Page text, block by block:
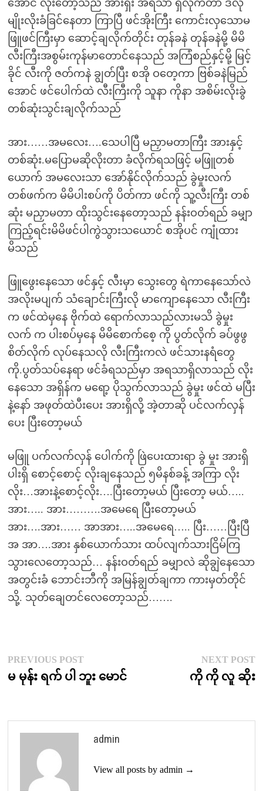
အောင် လိုးတော့သည် အားရှီး အရသာ ရှိလိုက်တာ ဒီလို
မျိုးလိုးခံခြင်နေတာ ကြာပြီ ဖင်အိုးကြီး ကောင်းလှသောမ
ဖြူဖင်ကြီးမှာ ဆောင့်ချလိုက်တိုင်း တုန်ခနဲ တုန်ခနဲမို့ မိမိ
လီးကြီးအစွမ်းကုန်မာတောင်နေသည် အကြံစည်နှင့်မို့ မြင့်
ခိုင် လီးကို ဇတ်ကနဲ ချွတ်ပြီး စအို ဝတေ့ကာ ဗြစ်ခနဲမြည်
အောင် ဖင်ပေါက်ထဲ လီးကြီးကို သူနာ ကိုနာ အစိမ်းလိုးခွဲ
တစ်ဆုံးသွင်းချလိုက်သည်
အား……အမလေး….သေပါပြီ မညှာမတာကြီး အားနှင့်
တစ်ဆုံး.မပြောမဆိုလိုးတာ ခံလိုက်ရသဖြင့် မဖြူတစ်
ယောက် အမလေးသာ အော်နိုင်လိုက်သည် ခွဲမှုးလက်
တစ်ဖက်က မိမိပါးစပ်ကို ပိတ်ကာ ဖင်ကို သူ့လီးကြီး တစ်
ဆုံး မညှာမတာ ထိုးသွင်းနေတော့သည် နန်းဝတ်ရည် ခမျှာ
ကြည့်ရင်းမိမိဖင်ပါကွဲသွားသယောင် စအိုပင် ကျုံထား
မိသည်
ဖြူဖွေးနေသော ဖင်နှင့် လီးမှာ သွေးတွေ ရဲကာနေသော်လဲ
အလိုးမပျက် သံချောင်းကြီးလို မာကျောနေသော လီးကြီး
က ဖင်ထဲမှနေ ဗိုက်ထဲ ရောက်လာသည်လားမသိ ခွဲမှုး
လက် က ပါးစပ်မှနေ မိမိစောက်စေ့ ကို ပွတ်လိုက် ခပ်ဖွဖွ
စိတ်လိုက် လုပ်နေသလို လီးကြီးကလဲ ဖင်သားနရံတွေ
ကို.ပွတ်သပ်နေရာ ဖင်ခံရသည်မှာ အရသာရှိလာသည် လိုး
နေသော အရှိန်က မရော့ ပိုသွက်လာသည် ခွဲမှုး ဖင်ထဲ မပြီး
နဲ့နော် အဖုတ်ထဲပီးပေး အားရှိလို့ အဲ့တာဆို ပင်လက်လှန်
ပေး ပြီးတော့မယ်
မဖြူ ပက်လက်လှန် ပေါက်ကို ဖြဲပေးထားရာ ခွဲ မှုး အားရှိ
ပါးရှိ စောင့်စောင့် လိုးချနေသည် ၅မိနစ်ခန့် အကြာ လိုး
လိုး…အားနဲ့စောင့်လိုး….ပြီးတော့မယ် ပြီးတော့ မယ်…..
အား….. အား……….အမေရေ ပြီးတော့မယ်
အား….အား…… အာအား…..အမေရေ….. ပြီး……ပြီးပြီ
အ အာ….အား နှစ်ယောက်သား ထပ်လျက်သားငြိမ်ကြ
သွားလေတော့သည်… နန်းဝတ်ရည် ခမျှာလဲ ဆိုချွဲနေသော
အတွင်းခံ ဘောင်းဘီကို အမြန်ချွတ်ချကာ ကားမှတ်တိုင်
သို့. သုတ်ချေတင်လေတော့သည်…….
Post
navigation
PREVIOUS POSTPrevious
post:
မ မုန်း ရက် ပါ ဘူး မောင်
NEXT POST
ကို ကို လူ ဆိုး
admin
View all posts by admin →